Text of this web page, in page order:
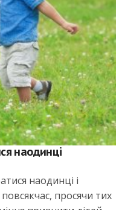
наодинці
наодинці і
просячи тих